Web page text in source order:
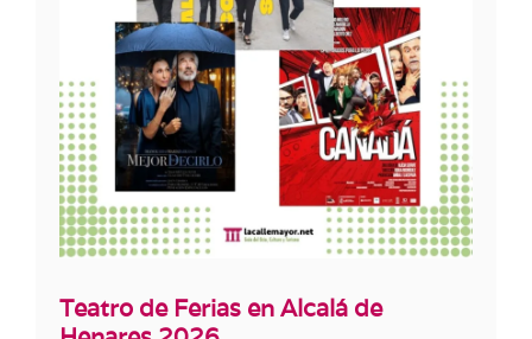
Teatro de Ferias en Alcalá de